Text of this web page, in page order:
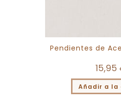
Pendientes de
15,95
Añadir a la